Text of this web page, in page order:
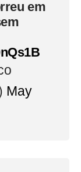
em
May